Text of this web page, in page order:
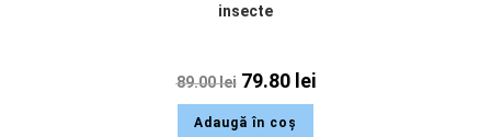
insecte
89.00lei 79.80 lei
Adaugă în coș